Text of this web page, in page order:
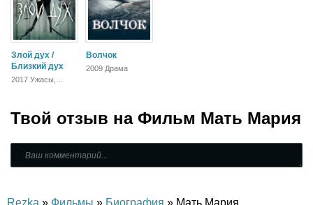
Злой дух /
Близкий дух
2017 Ужасы,
Волчок
2009 Драма
Твой отзыв на Фильм Мать Мария
Rezka » Фильмы » Биография » Мать Мария